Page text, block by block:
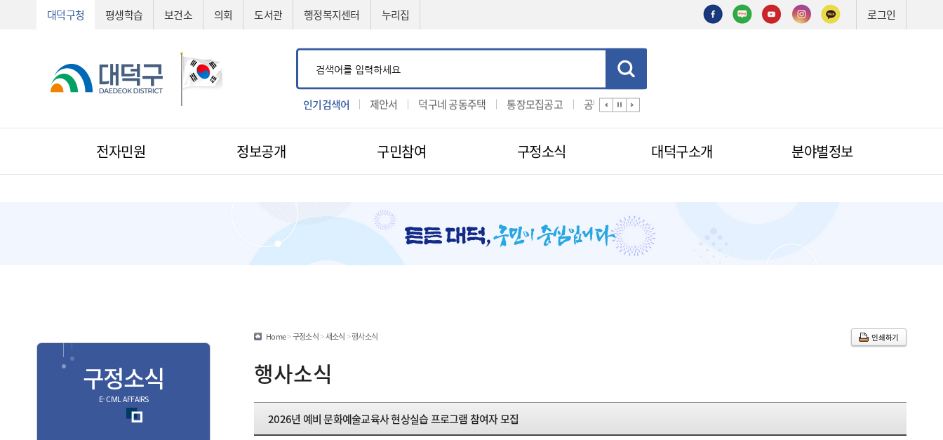
대덕구청 평생학습 보건소 의회 도서관 행정복지센터 누리집 로그인
인기검색어
예산서 입찰 제안서 덕구네 공동주택 통장모집공고 공법선정
전자민원
민원신청
1:1 민원신청
민원편람/서식
안전신문고
적극행정
제도소개
무인민원발급안내
종합민원
정보공개 구민참여 구정소식 대덕구소개 분야별정보
구정소식
E- CIVIL AFFAIRS
Home>구정소식>새소식>행사소식 인쇄하기
행사소식
2026년 예비 문화예술교육사 현상실습 프로그램 참여자 모집